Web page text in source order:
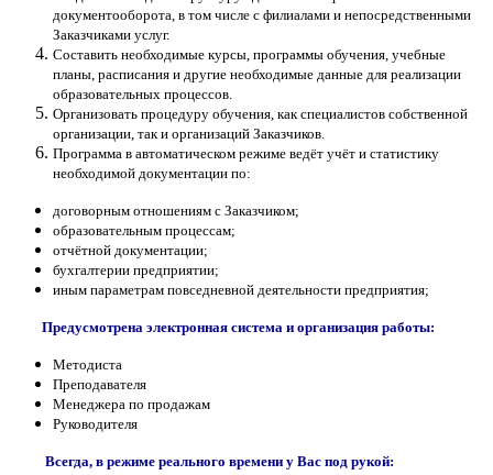
документооборота, в том числе с филиалами и непосредственными
Заказчиками услуг.
Составить необходимые курсы, программы обучения, учебные
планы, расписания и другие необходимые данные для реализации
образовательных процессов.
Организовать процедуру обучения, как специалистов собственной
организации, так и организаций Заказчиков.
Программа в автоматическом режиме ведёт учёт и статистику
необходимой документации по:
договорным отношениям с Заказчиком;
образовательным процессам;
отчётной документации;
бухгалтерии предприятии;
иным параметрам повседневной деятельности предприятия;
Предусмотрена электронная система и организация работы:
Методиста
Преподавателя
Менеджера по продажам
Руководителя
Всегда, в режиме реального времени у Вас под рукой: